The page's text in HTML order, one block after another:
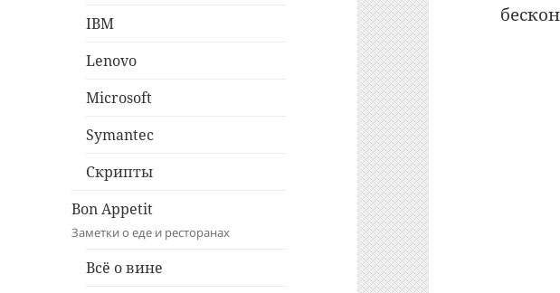
IBM
Lenovo
Microsoft
Symantec
Скрипты
Bon Appetit
Заметки о еде и ресторанах
Всё о вине